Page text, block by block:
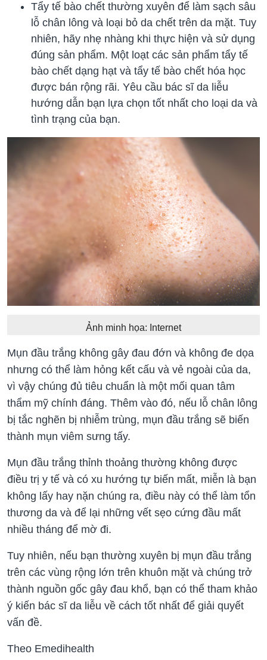
Tẩy tế bào chết thường xuyên để làm sạch sâu
lỗ chân lông và loại bỏ da chết trên da mặt. Tuy
nhiên, hãy nhẹ nhàng khi thực hiện và sử dụng
đúng sản phẩm. Một loạt các sản phẩm tẩy tế
bào chết dạng hạt và tẩy tế bào chết hóa học
được bán rộng rãi. Yêu cầu bác sĩ da liễu
hướng dẫn bạn lựa chọn tốt nhất cho loại da và
tình trạng của bạn.
Ảnh minh họa: Internet
Mụn đầu trắng không gây đau đớn và không đe dọa
nhưng có thể làm hỏng kết cấu và vẻ ngoài của da,
vì vậy chúng đủ tiêu chuẩn là một mối quan tâm
thẩm mỹ chính đáng. Thêm vào đó, nếu lỗ chân lông
bị tắc nghẽn bị nhiễm trùng, mụn đầu trắng sẽ biến
thành mụn viêm sưng tấy.
Mụn đầu trắng thỉnh thoảng thường không được
điều trị y tế và có xu hướng tự biến mất, miễn là bạn
không lấy hay nặn chúng ra, điều này có thể làm tổn
thương da và để lại những vết sẹo cứng đầu mất
nhiều tháng để mờ đi.
Tuy nhiên, nếu bạn thường xuyên bị mụn đầu trắng
trên các vùng rộng lớn trên khuôn mặt và chúng trở
thành nguồn gốc gây đau khổ, bạn có thể tham khảo
ý kiến ​​bác sĩ da liễu về cách tốt nhất để giải quyết
vấn đề.
Theo Emedihealth